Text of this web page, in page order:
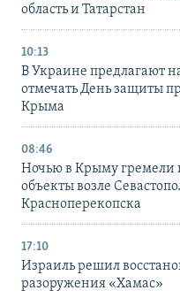
область и Татарстан
10:13
В Украине предлагают
отмечать День защиты
Крыма
08:46
Ночью в Крыму гремели
объекты возле
Красноперекопска
17:10
Израиль решил
разоружения «Хамас»